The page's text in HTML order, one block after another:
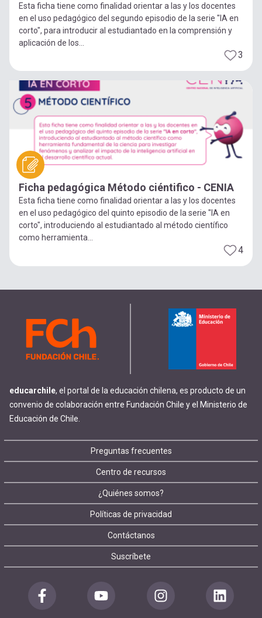
Esta ficha tiene como finalidad orientar a las y los docentes
en el uso pedagógico del segundo episodio de la serie "IA en
corto", para introducir al estudiantado en la comprensión y
aplicación de los...
3
Ficha pedagógica Método ciéntifico - CENIA
Esta ficha tiene como finalidad orientar a las y los docentes
en el uso pedagógico del quinto episodio de la serie "IA en
corto", introduciendo al estudiantado al método científico
como herramienta...
4
educarchile, el portal de la educación chilena, es producto de un
convenio de colaboración entre Fundación Chile y el Ministerio de
Educación de Chile.
Footer
menu
Preguntas frecuentes
Centro de recursos
¿Quiénes somos?
Políticas de privacidad
Contáctanos
Suscríbete
Redes